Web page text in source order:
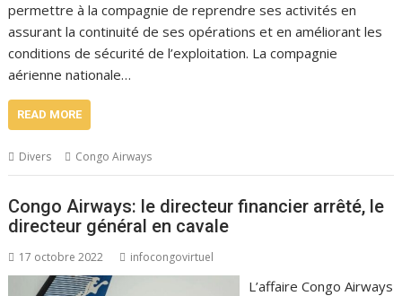
permettre à la compagnie de reprendre ses activités en
assurant la continuité de ses opérations et en améliorant les
conditions de sécurité de l’exploitation. La compagnie
aérienne nationale…
READ MORE
Divers Congo Airways
Congo Airways: le directeur financier arrêté, le
directeur général en cavale
17 octobre 2022 infocongovirtuel
L’affaire Congo Airways